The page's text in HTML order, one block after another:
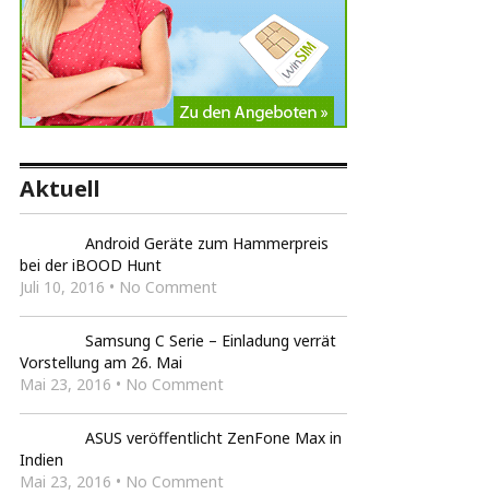
Aktuell
Android Geräte zum Hammerpreis
bei der iBOOD Hunt
Juli 10, 2016 • No Comment
Samsung C Serie – Einladung verrät
Vorstellung am 26. Mai
Mai 23, 2016 • No Comment
ASUS veröffentlicht ZenFone Max in
Indien
Mai 23, 2016 • No Comment